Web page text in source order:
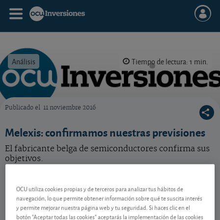
Análisis Tiempo de lectura: 1 min.
Publicado el 11 noviembre 2016
Melexis: confirmamos nuestras previsiones
El fabricante belga de semiconductores confirma sus
objetivos.
BE0165385973
07/08/2026 Bruselas
0,65 EUR (0,91 %)
OCU utiliza cookies propias y de terceros para analizar tus hábitos de
navegación, lo que permite obtener información sobre qué te suscita interés
y permite mejorar nuestra página web y tu seguridad. Si haces clic en el
botón "Aceptar todas las cookies" aceptarás la implementación de las cookies